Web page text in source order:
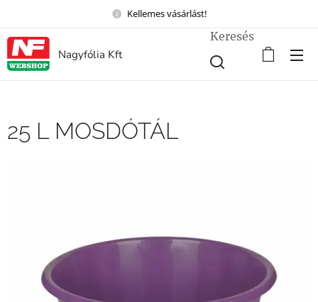
Kellemes vásárlást!
Nagyfólia Kft
Keresés
25 L MOSDÓTÁL